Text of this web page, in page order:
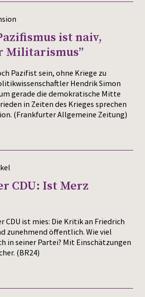
ist naiv,
Militarismus”
Pazifist sein, ohne Kriege zu
Hendrik Simon
gerade die demokratische Mitte
in Zeiten des Krieges sprechen
(Frankfurter Allgemeine Zeitung)
CDU: Ist Merz
CDU ist mies: Die Kritik an Friedrich
zunehmend öffentlich. Wie viel
in seiner Partei? Mit Einschätzungen
(BR24)